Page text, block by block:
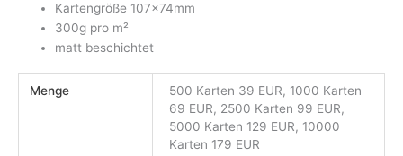
Kartengröße 107x74mm
300g pro m²
matt beschichtet
Menge
500 Karten 39 EUR, 1000 Karten
69 EUR, 2500 Karten 99 EUR,
5000 Karten 129 EUR, 10000
Karten 179 EUR